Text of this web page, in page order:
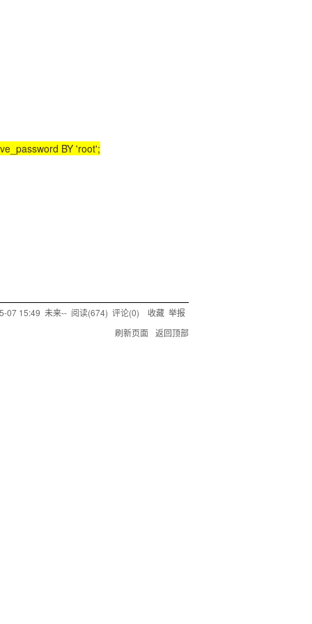
BY 'root';
07 15:49 未来-- 阅读(674) 评论(0) 收藏 举报
刷新页面 返回顶部